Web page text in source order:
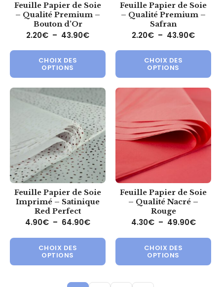
Feuille Papier de Soie
– Qualité Premium –
Bouton d’Or
2.20€ – 43.90€Plage de prix : 2.20€ à 43.90€
CHOIX DES
OPTIONS
Ce produit a plusieurs
Feuille Papier de Soie
– Qualité Premium –
Safran
2.20€ – 43.90€Plage
CHOIX DES
OPTIONS
Feuille Papier de Soie
Imprimé – Satinique
Red Perfect
4.90€ – 64.90€Plage de prix : 4.90€ à 64.90€
CHOIX DES
OPTIONS
Ce produit a plusieurs
Feuille Papier de Soie
– Qualité Nacré –
Rouge
4.30€ – 49.90€Plage
CHOIX DES
OPTIONS